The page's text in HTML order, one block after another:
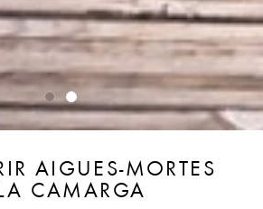
AIGUES-MORTES
CAMARGA